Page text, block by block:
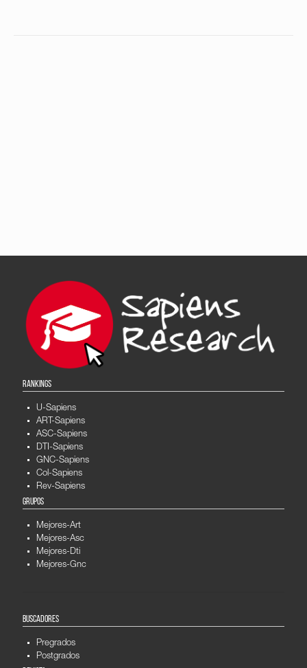
RANKINGS
U-Sapiens
ART-Sapiens
ASC-Sapiens
DTI-Sapiens
GNC-Sapiens
Col-Sapiens
Rev-Sapiens
GRUPOS
Mejores-Art
Mejores-Asc
Mejores-Dti
Mejores-Gnc
BUSCADORES
Pregrados
Postgrados